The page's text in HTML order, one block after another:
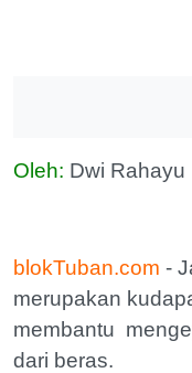
Oleh: Dwi Rahayu
blokTuban.com -
merupakan
membantu
dari beras.